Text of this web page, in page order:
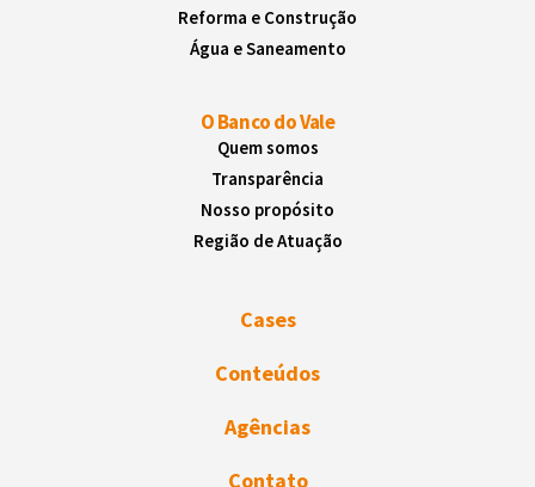
Reforma e Construção
Água e Saneamento
O Banco do Vale
Quem somos
Transparência
Nosso propósito
Região de Atuação
Cases
Conteúdos
Agências
Contato